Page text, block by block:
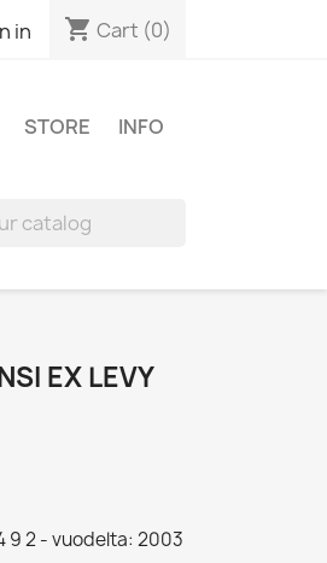
in shopping_cart Cart (0)
STORE
INFO
EX LEVY
9 2 - vuodelta: 2003